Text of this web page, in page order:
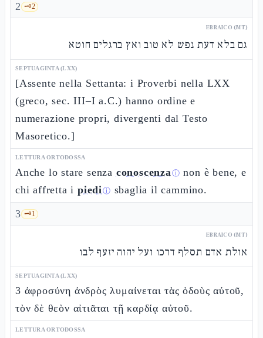
2 🗝️2
EBRAICO (MT)
גם בלא דעת נפש לא טוב ואץ ברגלים חוטא
SEPTUAGINTA (LXX)
[Assente nella Settanta: i Proverbi nella LXX
(greco, sec. III–I a.C.) hanno ordine e
numerazione propri, divergenti dal Testo
Masoretico.]
LETTURA ORTODOSSA
Anche lo stare senza conoscenzaⓘ non è bene, e
chi affretta ipiediⓘ sbaglia il cammino.
3 🗝️1
EBRAICO (MT)
אולת אדם תסלף דרכו ועל יהוה יזעף לבו
SEPTUAGINTA (LXX)
3 ἀφροσύνη ἀνδρὸς λυμαίνεται τὰς ὁδοὺς αὐτοῦ,
τὸν δὲ θεὸν αἰτιᾶται τῇ καρδίᾳ αὐτοῦ.
LETTURA ORTODOSSA